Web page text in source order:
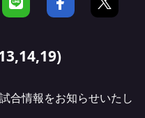
合情報をお知らせいたし